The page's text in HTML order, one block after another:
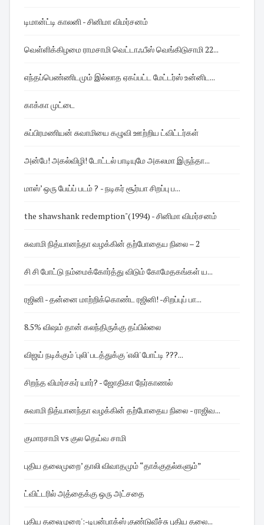
டிமான்ட்டி காலனி - சினிமா விமர்சனம்
வெள்ளிக்கிழமை ராமசாமி வெட்டாஃபீஸ் வெங்கிடுசாமி 22...
எந்தப்பெண்ணிடமும் இல்லாத ஏகப்பட்ட மேட்டர்ஸ் உன்னிட...
காக்கா முட்டை
சுப்பிரமணியன் சுவாமியை கழுவி ஊற்றிய ட்விட்டர்கள்
அன்பே! அகல்விழி! டோட்டல் பாடியுமே அகலமா இருந்தா...
மாஸ்’ ஒரு பேய்ப் படம் ? - நடிகர் சூர்யா சிறப்பு ப...
the shawshank redemption"(1994) - சினிமா விமர்சனம்
சுவாமி நித்யானந்தா வழக்கின் தற்போதைய நிலை – 2
சி சி போட்டு நம்மைக்கோர்த்து விடும் கோமேதகங்கள் ய...
ரஜினி - தன்னை மாற்றிக்கொண்ட ரஜினி! -சிறப்புப் பா...
8.5% விஷம் தான் கலந்திருக்கு தப்பில்லை
விஜய் நடிக்கும் 'புலி' படத்துக்கு 'எலி' போட்டி ???...
சிறந்த விமர்சகர் யார்? - ஜோதிகா நேர்காணல்
சுவாமி நித்யானந்தா வழக்கின் தற்போதைய நிலை - ராஜிவ...
குமாரசாமி vs குல தெய்வ சாமி
புதிய தலைமுறை’ தாலி விவாதமும் “தாக்குதல்களும்”
ட்விட்டரில் அத்தைக்கு ஒரு அட்சதை
புதிய தலைமுறை':-டிபன்பாக்ஸ் குண்டுவீச்சு புதிய தலை...